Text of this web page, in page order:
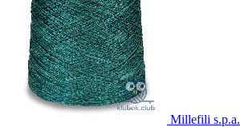
Millefili s.p.a.